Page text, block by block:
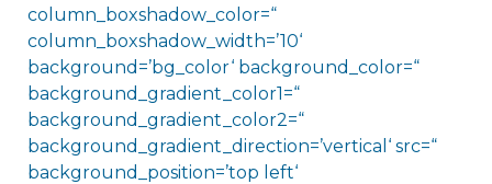
column_boxshadow_color=“
column_boxshadow_width=’10‘
background=’bg_color‘ background_color=“
background_gradient_color1=“
background_gradient_color2=“
background_gradient_direction=’vertical‘ src=“
background_position=’top left‘